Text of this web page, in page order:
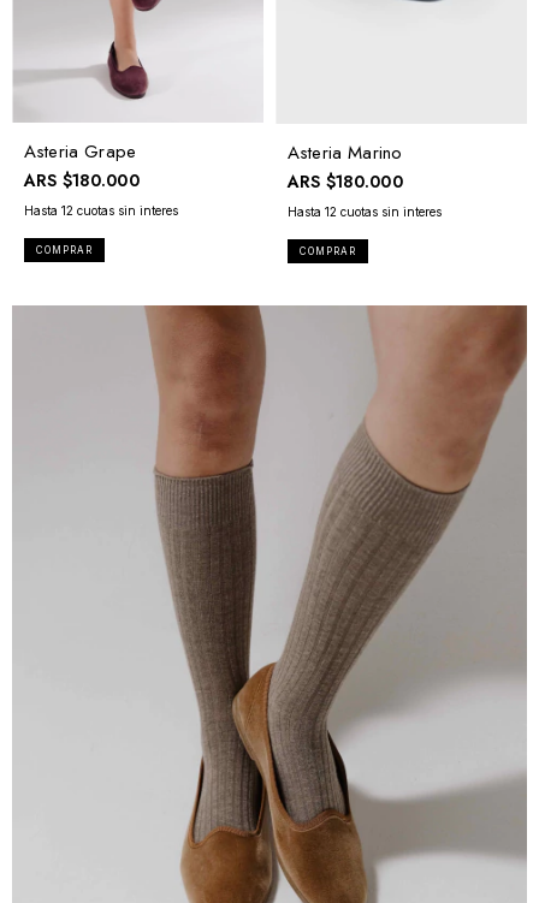
Asteria Grape
ARS $180.000
COMPRAR
Asteria Marino
ARS $180.000
COMPRAR